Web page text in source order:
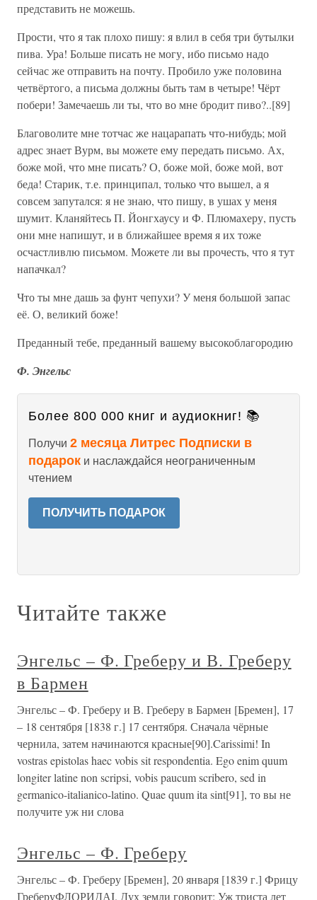
представить не можешь.
Прости, что я так плохо пишу: я влил в себя три бутылки
пива. Ура! Больше писать не могу, ибо письмо надо
сейчас же отправить на почту. Пробило уже половина
четвёртого, а письма должны быть там в четыре! Чёрт
побери! Замечаешь ли ты, что во мне бродит пиво?..[89]
Благоволите мне тотчас же нацарапать что-нибудь; мой
адрес знает Вурм, вы можете ему передать письмо. Ах,
боже мой, что мне писать? О, боже мой, боже мой, вот
беда! Старик, т.е. принципал, только что вышел, а я
совсем запутался: я не знаю, что пишу, в ушах у меня
шумит. Кланяйтесь П. Йонгхаусу и Ф. Плюмахеру, пусть
они мне напишут, и в ближайшее время я их тоже
осчастливлю письмом. Можете ли вы прочесть, что я тут
напачкал?
Что ты мне дашь за фунт чепухи? У меня большой запас
её. О, великий боже!
Преданный тебе, преданный вашему высокоблагородию
Ф. Энгельс
Более 800 000 книг и аудиокниг! 📚
Получи 2 месяца Литрес Подписки в
подарок и наслаждайся неограниченным
чтением
ПОЛУЧИТЬ ПОДАРОК
Читайте также
Энгельс – Ф. Греберу и В. Греберу
в Бармен
Энгельс – Ф. Греберу и В. Греберу в Бармен [Бремен], 17
– 18 сентября [1838 г.] 17 сентября. Сначала чёрные
чернила, затем начинаются красные[90].Carissimi! In
vostras epistolas haec vobis sit respondentia. Ego enim quum
longiter latine non scripsi, vobis paucum scribero, sed in
germanico-italianico-latino. Quae quum ita sint[91], то вы не
получите уж ни слова
Энгельс – Ф. Греберу
Энгельс – Ф. Греберу [Бремен], 20 января [1839 г.] Фрицу
ГреберуФЛОРИДАI. Дух земли говорит: Уж триста лет